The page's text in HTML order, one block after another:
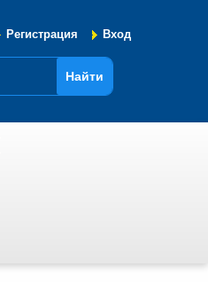
Регистрация Вход